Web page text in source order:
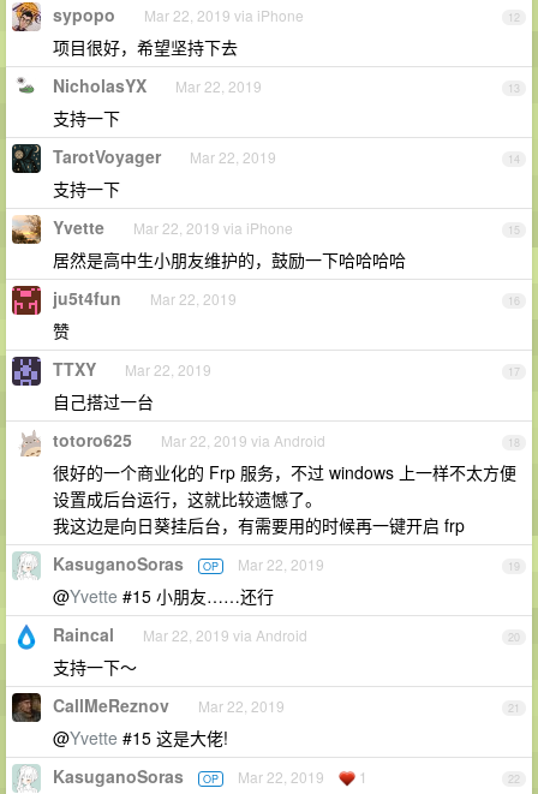
12
sypopo Mar 22, 2019 via iPhone
项目很好，希望坚持下去
13
NicholasYX Mar 22, 2019
支持一下
14
TarotVoyager Mar 22, 2019
支持一下
15
Yvette Mar 22, 2019 via iPhone
居然是高中生小朋友维护的，鼓励一下哈哈哈哈
16
ju5t4fun Mar 22, 2019
赞
17
TTXY Mar 22, 2019
自己搭过一台
18
totoro625 Mar 22, 2019 via Android
很好的一个商业化的 Frp 服务，不过 windows 上一样不太方便
设置成后台运行，这就比较遗憾了。
我这边是向日葵挂后台，有需要用的时候再一键开启 frp
19
KasuganoSoras OP Mar 22, 2019
@Yvette #15 小朋友……还行
20
Raincal Mar 22, 2019 via Android
支持一下～
21
CallMeReznov Mar 22, 2019
@Yvette #15 这是大佬!
22
KasuganoSoras OP Mar 22, 2019 1